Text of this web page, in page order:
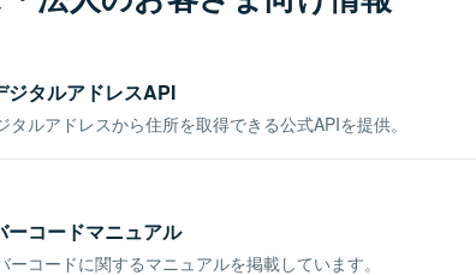
ジタルアドレスAPI
タルアドレスから住所を取得できる公式APIを提供。
ーコードマニュアル
ーコードに関するマニュアルを掲載しています。